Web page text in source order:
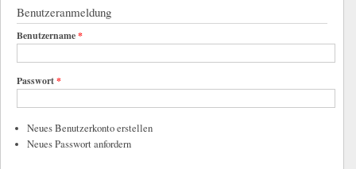
Benutzeranmeldung
Benutzername*
Passwort*
Neues Benutzerkonto erstellen
Neues Passwort anfordern